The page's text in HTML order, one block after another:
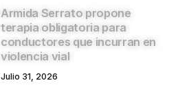
Armida Serrato propone
terapia obligatoria para
conductores que incurran en
violencia vial
Julio 31, 2026